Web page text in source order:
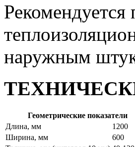
Рекомендуется
наружным
Геометрические показатели
Длина, мм
1200
Ширина, мм
600